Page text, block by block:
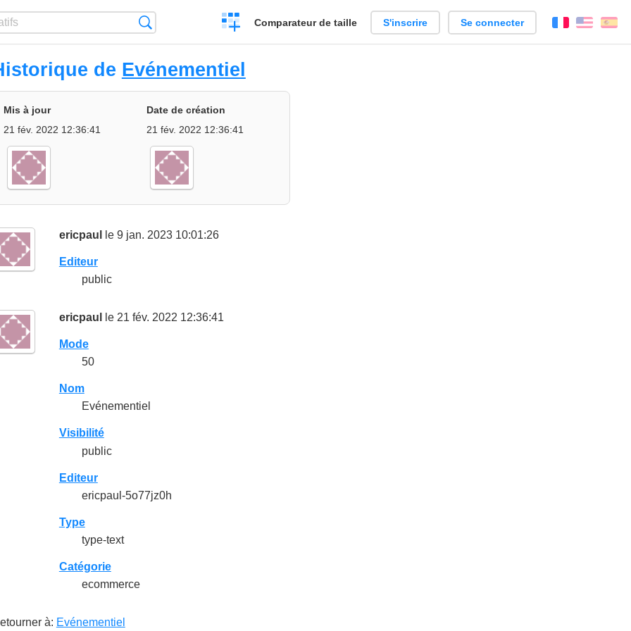
Créer
un
comparatif
Comparateur de taille S'inscrire Se connecter FrançaisEnglish
de Evénementiel
Mis à jour
21 fév. 2022 12:36:41
Date de création
21 fév. 2022 12:36:41
ericpaul le 9 jan. 2023 10:01:26
Editeur
public
ericpaul le 21 fév. 2022 12:36:41
Mode
50
Nom
Evénementiel
Visibilité
public
Editeur
ericpaul-5o77jz0h
Type
type-text
Catégorie
ecommerce
à: Evénementiel